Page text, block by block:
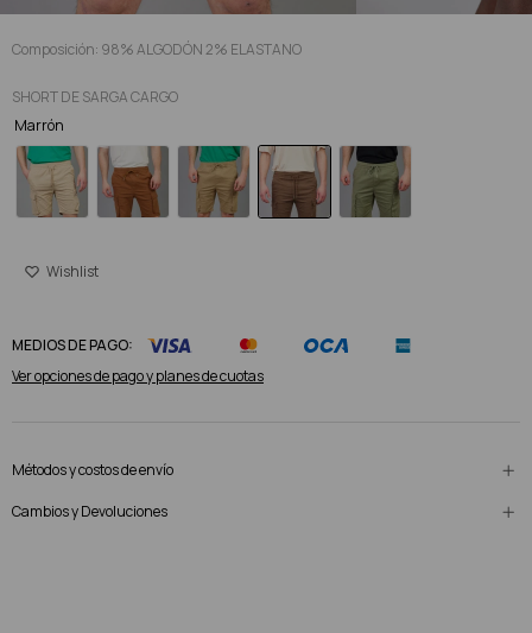
Composición: 98% ALGODÓN 2% ELASTANO
SHORT DE SARGA CARGO
Marrón
MEDIOS DE PAGO:
Ver opciones de pago y planes de cuotas
Métodos y costos de envío
Cambios y Devoluciones